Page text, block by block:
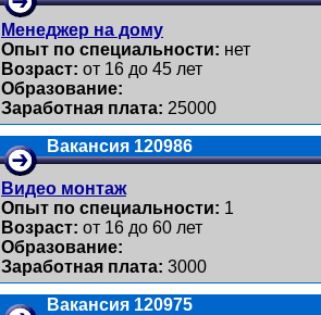
Менеджер на дому
Опыт по специальности: нет
Возраст: от 16 до 45 лет
Образование:
Заработная плата: 25000
Вакансия 120986
Видео монтаж
Опыт по специальности: 1
Возраст: от 16 до 60 лет
Образование:
Заработная плата: 3000
Вакансия 120975